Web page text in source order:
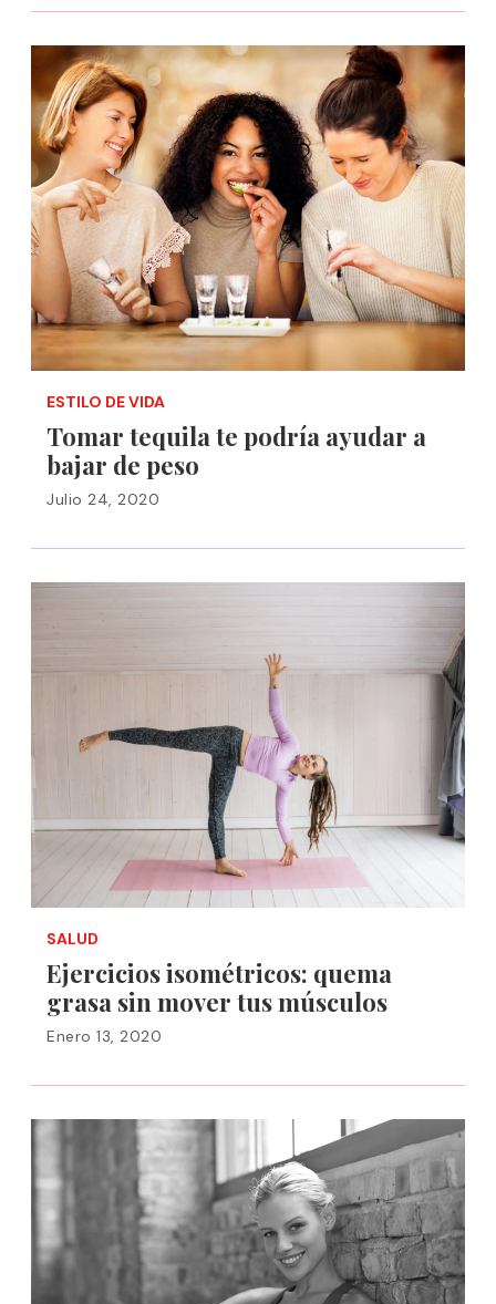
ESTILO DE VIDA
Tomar tequila te podría ayudar a
bajar de peso
Julio 24, 2020
SALUD
Ejercicios isométricos: quema
grasa sin mover tus músculos
Enero 13, 2020